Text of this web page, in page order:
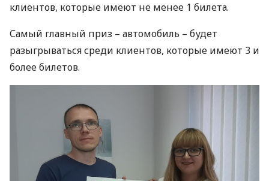
клиентов, которые имеют не менее 1 билета.
Самый главный приз – автомобиль – будет
разыгрываться среди клиентов, которые имеют 3 и
более билетов.